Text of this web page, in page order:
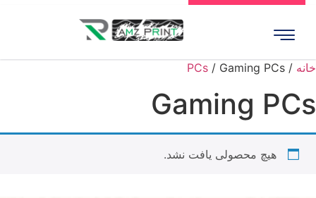
خانه /
PCs / Gaming PCs
Gaming PCs
هیچ محصولی یافت نشد.